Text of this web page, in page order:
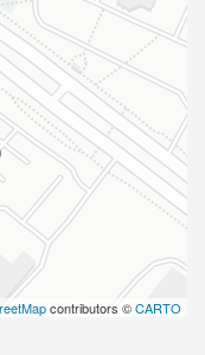
contributors ©CARTO